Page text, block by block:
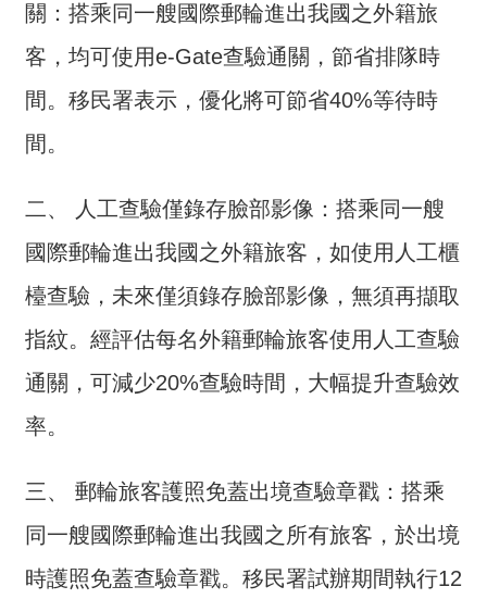
箱
雙
語
彙
常
問
電
報
RSS
English
網
站
安
關：搭乘同一艘國際郵輪進出我國之外籍旅
客，均可使用e-Gate查驗通關，節省排隊時
間。移民署表示，優化將可節省40%等待時
間。
二、 人工查驗僅錄存臉部影像：搭乘同一艘
國際郵輪進出我國之外籍旅客，如使用人工櫃
檯查驗，未來僅須錄存臉部影像，無須再擷取
指紋。經評估每名外籍郵輪旅客使用人工查驗
通關，可減少20%查驗時間，大幅提升查驗效
率。
三、 郵輪旅客護照免蓋出境查驗章戳：搭乘
同一艘國際郵輪進出我國之所有旅客，於出境
時護照免蓋查驗章戳。移民署試辦期間執行12